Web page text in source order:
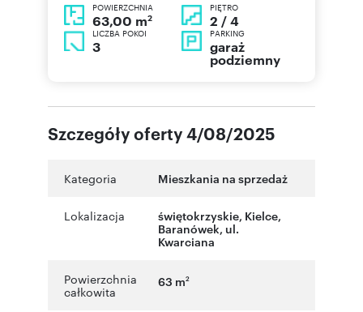
POWIERZCHNIA
63,00 m2
PIĘTRO
2 / 4
LICZBA POKOI
3
PARKING
garaż
podziemny
Szczegóły oferty 4/08/2025
Kategoria Mieszkania na sprzedaż
Lokalizacja świętokrzyskie, Kielce,
Baranówek, ul.
Kwarciana
Powierzchnia
całkowita
63 m2